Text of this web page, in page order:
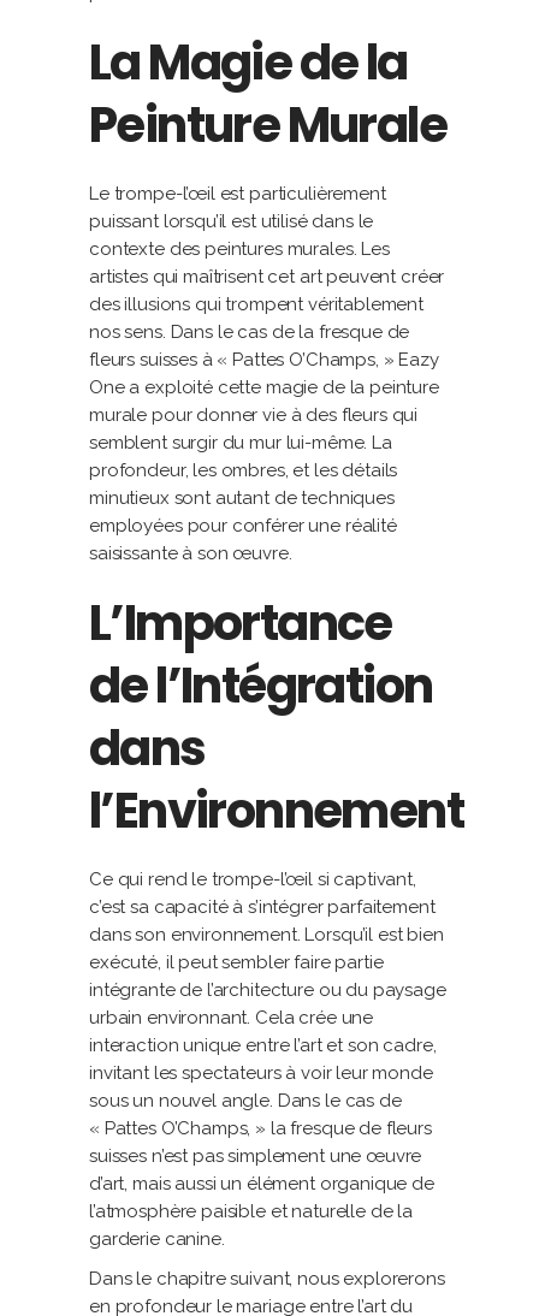
La Magie de la
Peinture Murale
Le trompe-l’œil est particulièrement
puissant lorsqu’il est utilisé dans le
contexte des peintures murales. Les
artistes qui maîtrisent cet art peuvent créer
des illusions qui trompent véritablement
nos sens. Dans le cas de la fresque de
fleurs suisses à « Pattes O’Champs, » Eazy
One a exploité cette magie de la peinture
murale pour donner vie à des fleurs qui
semblent surgir du mur lui-même. La
profondeur, les ombres, et les détails
minutieux sont autant de techniques
employées pour conférer une réalité
saisissante à son œuvre.
L’Importance
de l’Intégration
dans
l’Environnement
Ce qui rend le trompe-l’œil si captivant,
c’est sa capacité à s’intégrer parfaitement
dans son environnement. Lorsqu’il est bien
exécuté, il peut sembler faire partie
intégrante de l’architecture ou du paysage
urbain environnant. Cela crée une
interaction unique entre l’art et son cadre,
invitant les spectateurs à voir leur monde
sous un nouvel angle. Dans le cas de
« Pattes O’Champs, » la fresque de fleurs
suisses n’est pas simplement une œuvre
d’art, mais aussi un élément organique de
l’atmosphère paisible et naturelle de la
garderie canine.
Dans le chapitre suivant, nous explorerons
en profondeur le mariage entre l’art du